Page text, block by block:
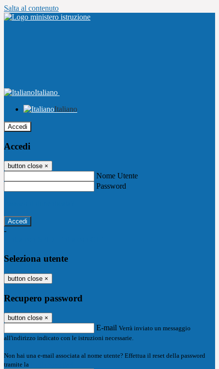
Salta al contenuto
Italiano
Italiano
Accedi
Accedi
button close ×
Nome Utente
Password
-
Seleziona utente
button close ×
Recupero password
button close ×
E-mail Verrà inviato un messaggio
all'indirizzo indicato con le istruzioni necessarie.
Non hai una e-mail associata al nome utente? Effettua il reset della password
tramite la